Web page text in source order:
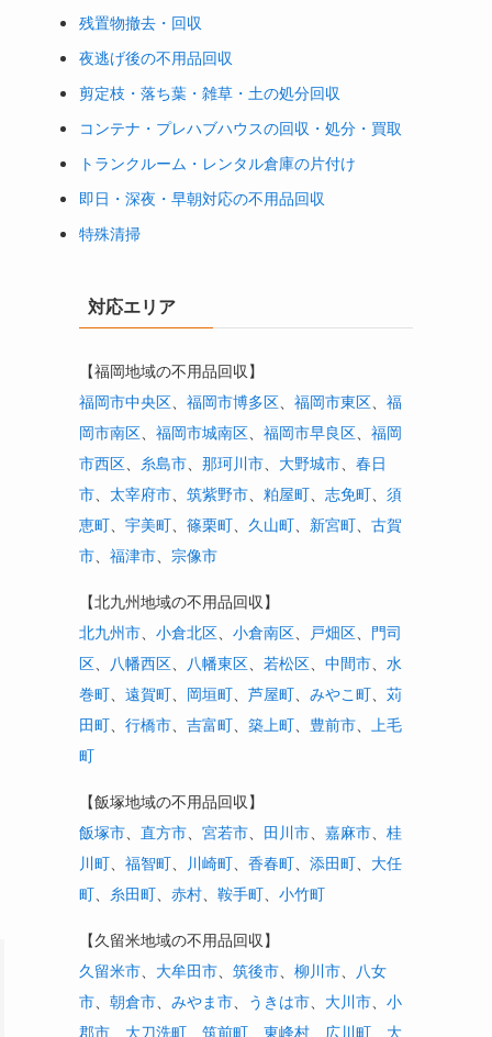
残置物撤去・回収
夜逃げ後の不用品回収
剪定枝・落ち葉・雑草・土の処分回収
コンテナ・プレハブハウスの回収・処分・買取
トランクルーム・レンタル倉庫の片付け
即日・深夜・早朝対応の不用品回収
特殊清掃
対応エリア
【福岡地域の不用品回収】
福岡市中央区、 福岡市博多区、 福岡市東区、 福
岡市南区、 福岡市城南区、 福岡市早良区、 福岡
市西区、 糸島市、 那珂川市、 大野城市、 春日
市、 太宰府市、 筑紫野市、 粕屋町、 志免町、 須
恵町、 宇美町、 篠栗町、 久山町、 新宮町、 古賀
市、 福津市、 宗像市
【北九州地域の不用品回収】
北九州市、 小倉北区、 小倉南区、 戸畑区、 門司
区、 八幡西区、 八幡東区、 若松区、 中間市、 水
巻町、 遠賀町、 岡垣町、 芦屋町、 みやこ町、 苅
田町、 行橋市、 吉富町、 築上町、 豊前市、 上毛
町
【飯塚地域の不用品回収】
飯塚市、 直方市、 宮若市、 田川市、 嘉麻市、 桂
川町、 福智町、 川崎町、 香春町、 添田町、 大任
町、 糸田町、 赤村、 鞍手町、 小竹町
【久留米地域の不用品回収】
久留米市、 大牟田市、 筑後市、 柳川市、 八女
市、 朝倉市、 みやま市、 うきは市、 大川市、 小
郡市
大刀洗町 筑前町 東峰村 広川町 大